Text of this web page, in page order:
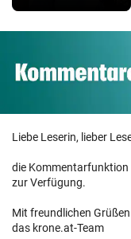
Liebe Leserin, lieber
die Kommentarfunktion
zur Verfügung.
Mit freundlichen Grüßen
das krone.at-Team